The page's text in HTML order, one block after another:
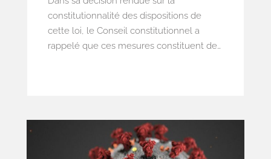
constitutionnalité des dispositions de
cette loi, le Conseil constitutionnel a
rappelé que ces mesures constituent des
heures. Elles devaient par conséquent
être accompagnées des garanties
permettant la sauvegarde de la liberté